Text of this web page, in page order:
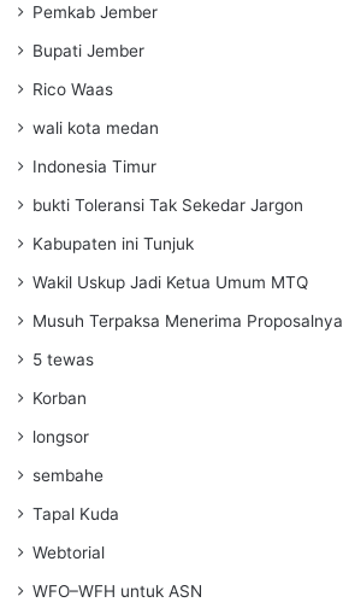
Pemkab Jember
Bupati Jember
Rico Waas
wali kota medan
Indonesia Timur
bukti Toleransi Tak Sekedar Jargon
Kabupaten ini Tunjuk
Wakil Uskup Jadi Ketua Umum MTQ
Musuh Terpaksa Menerima Proposalnya
5 tewas
Korban
longsor
sembahe
Tapal Kuda
Webtorial
WFO–WFH untuk ASN